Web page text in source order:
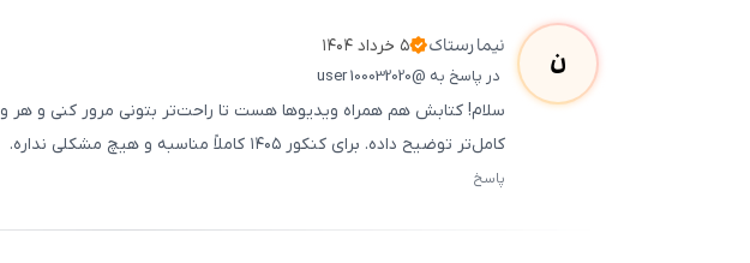
ن نیمارستاک ۵ خرداد ۱۴۰۴
در پاسخ به @user 100032020
سلام! کتابش هم همراه ویدیوها هست تا راحت‌تر بتونی مرور کنی و
کامل‌تر توضیح داده. برای کنکور ۱۴۰۵ کاملاً مناسبه و هیچ مشکلی نداره.
پاسخ